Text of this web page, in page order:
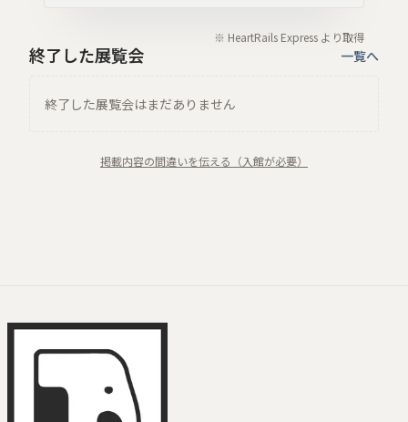
※ HeartRails Express より取得
終了した展覧会 一覧へ
終了した展覧会はまだありません
掲載内容の間違いを伝える（入館が必要）